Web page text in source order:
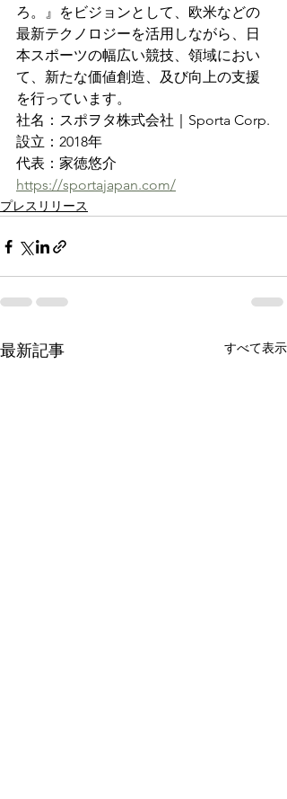
ろ。』をビジョンとして、欧米などの
最新テクノロジーを活用しながら、日
本スポーツの幅広い競技、領域におい
て、新たな価値創造、及び向上の支援
を行っています。
社名：スポヲタ株式会社｜Sporta Corp.
設立：2018年
代表：家徳悠介
https://sportajapan.com/
プレスリリース
最新記事 すべて表示